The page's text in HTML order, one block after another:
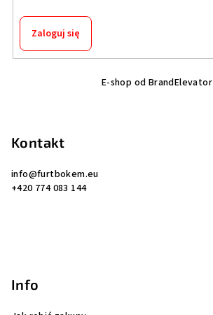
Zaloguj się
E-shop od BrandElevator
Kontakt
info@furtbokem.eu
+420 774 083 144
Info